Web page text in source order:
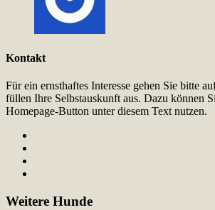
Kontakt
Für ein ernsthaftes Interesse gehen Sie bitte
füllen Ihre Selbstauskunft aus. Dazu können
Homepage-Button unter diesem Text nutzen.
Weitere Hunde